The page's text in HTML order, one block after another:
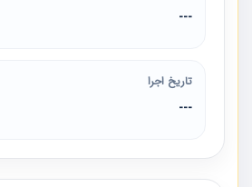
---
تاریخ اجرا
---